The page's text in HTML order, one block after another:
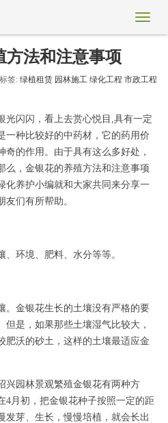
方法和注意事项
签: 绿植租赁 园林施工 绿化工程 市政工程
光闪闪，看上去赏心悦目,具有一定
一种比较好的中药材，它的药用价
的作用。由于具有这么多好处，
么，金银花的养殖方法和注意事项
化养护小编就和大家共同来分享一
们有所帮助。
环境、肥料、水分等等。
。金银花生长的土壤没有严格的要
是，如果那些土壤湿气比较大，
肥沃的砂土，这样的土壤最适应金
兴园林景观繁殖金银花有两种方
4月初，把金银花种子按照一定的距
发芽、生长，慢慢培植，就会长出